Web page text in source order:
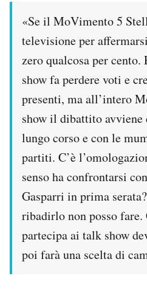
NEWSLETTER
I MIEI PREFERITI
SHOP
CALENDARIO
AREA PERSONALE
Area Personale
Newsletter
Notifiche mobile
Regala il Post
«Se il MoVimento 5
televisione per
zero qualcosa per
show fa perdere voti e
presenti, ma all’intero
show il dibattito
lungo corso e con le
partiti. C’è
senso ha confrontarsi
Gasparri in prima
ribadirlo non posso fare.
partecipa ai talk show
poi farà una scelta di